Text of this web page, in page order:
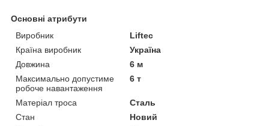
Основні атрибути
Виробник
Liftec
Країна виробник
Україна
Довжина
6 м
Максимально допустиме
робоче навантаження
6 т
Матеріал троса
Сталь
Стан
Новий